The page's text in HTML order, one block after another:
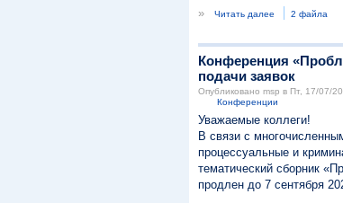
»
Читать далее 2 файла
Конференция
подачи заявок
Опубликовано msp в Пт, 17/07/
Конференции
Уважаемые коллеги!
В связи с
процессуальные и
тематический сборник
продлен до 7 сентября